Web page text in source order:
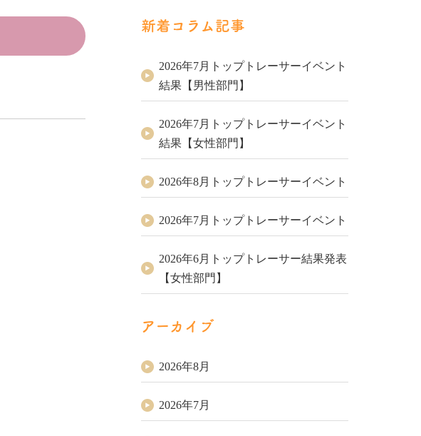
新着コラム記事
2026年7月トップトレーサーイベント
結果【男性部門】
2026年7月トップトレーサーイベント
結果【女性部門】
2026年8月トップトレーサーイベント
2026年7月トップトレーサーイベント
2026年6月トップトレーサー結果発表
【女性部門】
アーカイブ
2026年8月
2026年7月